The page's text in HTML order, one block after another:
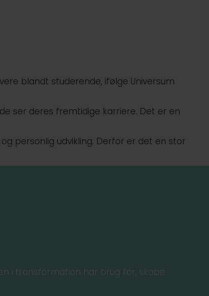
blandt studerende, ifølge Universum
ser deres fremtidige karriere. Det er en
personlig udvikling. Derfor er det en stor
i transformation har brug for, skabe